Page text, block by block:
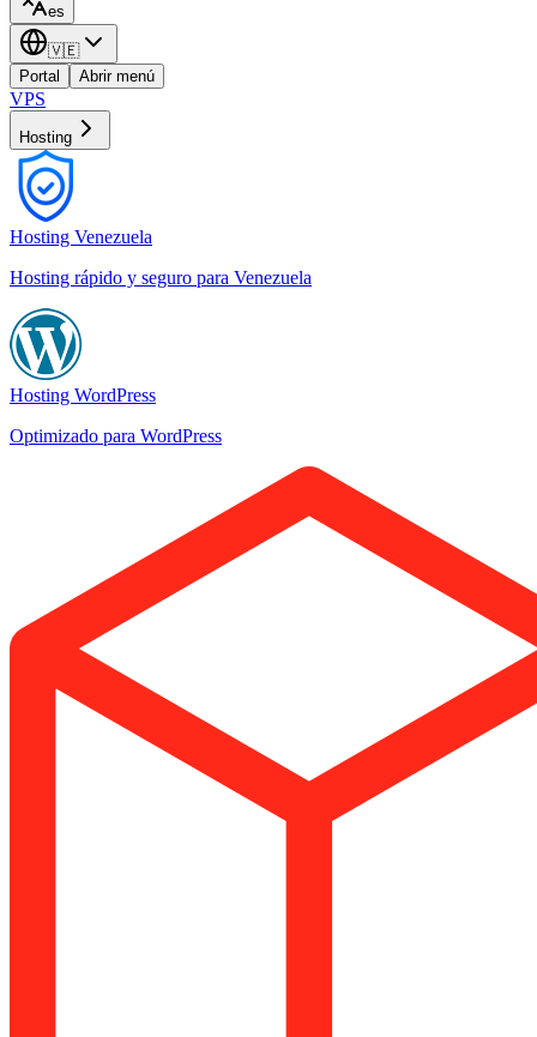
es
🇻🇪
Portal
Abrir menú
VPS
Hosting
Hosting Venezuela
Hosting rápido y seguro para Venezuela
Hosting WordPress
Optimizado para WordPress